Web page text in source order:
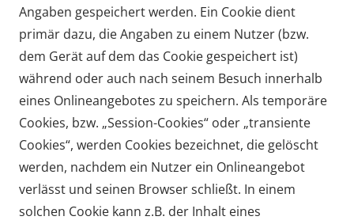
Angaben gespeichert werden. Ein Cookie dient
primär dazu, die Angaben zu einem Nutzer (bzw.
dem Gerät auf dem das Cookie gespeichert ist)
während oder auch nach seinem Besuch innerhalb
eines Onlineangebotes zu speichern. Als temporäre
Cookies, bzw. „Session-Cookies“ oder „transiente
Cookies“, werden Cookies bezeichnet, die gelöscht
werden, nachdem ein Nutzer ein Onlineangebot
verlässt und seinen Browser schließt. In einem
solchen Cookie kann z.B. der Inhalt eines